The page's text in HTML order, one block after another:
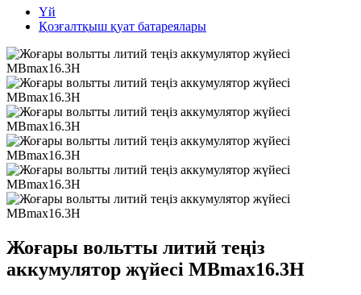
Үй
Қозғалтқыш қуат батареялары
Жоғары вольтты литий теңіз
аккумулятор жүйесі MBmax16.3H